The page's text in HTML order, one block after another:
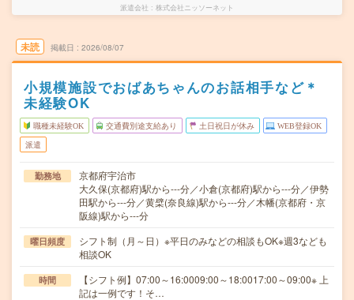
派遣会社 株式会社ニッソーネット
未読 掲載日 2026/08/07
小規模施設でおばあちゃんのお話相手など＊
未経験OK
職種未経験OK 交通費別途支給あり 土日祝日が休み WEB登録OK
派遣
勤務地
京都府宇治市
大久保(京都府)駅から---分／小倉(京都府)駅から---分／伊勢
田駅から---分／黄檗(奈良線)駅から---分／木幡(京都府・京
阪線)駅から---分
曜日頻度
シフト制（月～日）※平日のみなどの相談もOK※週3なども
相談OK
時間
【シフト例】07:00～16:0009:00～18:0017:00～09:00※ 上
記は一例です！そ…